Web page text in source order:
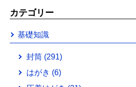
カテゴリー
基礎知識
封筒 (291)
はがき (6)